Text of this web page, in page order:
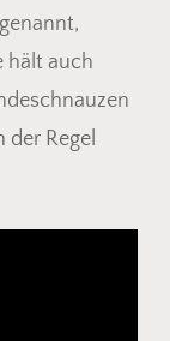
hält auch
der Regel